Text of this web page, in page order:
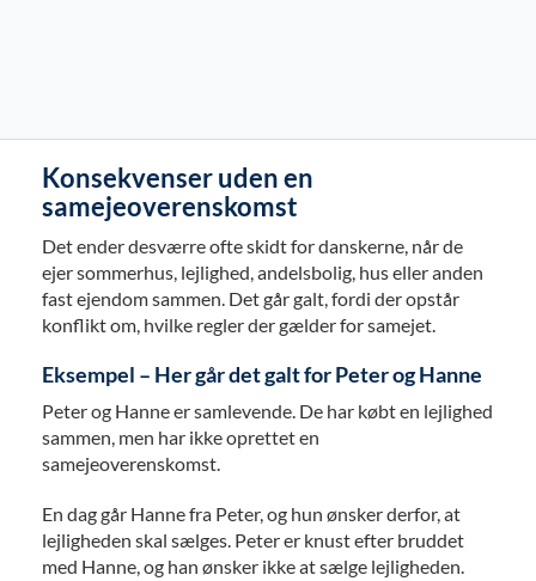
Konsekvenser uden en
samejeoverenskomst
Det ender desværre ofte skidt for danskerne, når de
ejer sommerhus, lejlighed, andelsbolig, hus eller anden
fast ejendom sammen. Det går galt, fordi der opstår
konflikt om, hvilke regler der gælder for samejet.
Eksempel – Her går det galt for Peter og Hanne
Peter og Hanne er samlevende. De har købt en lejlighed
sammen, men har ikke oprettet en
samejeoverenskomst.
En dag går Hanne fra Peter, og hun ønsker derfor, at
lejligheden skal sælges. Peter er knust efter bruddet
med Hanne, og han ønsker ikke at sælge lejligheden.